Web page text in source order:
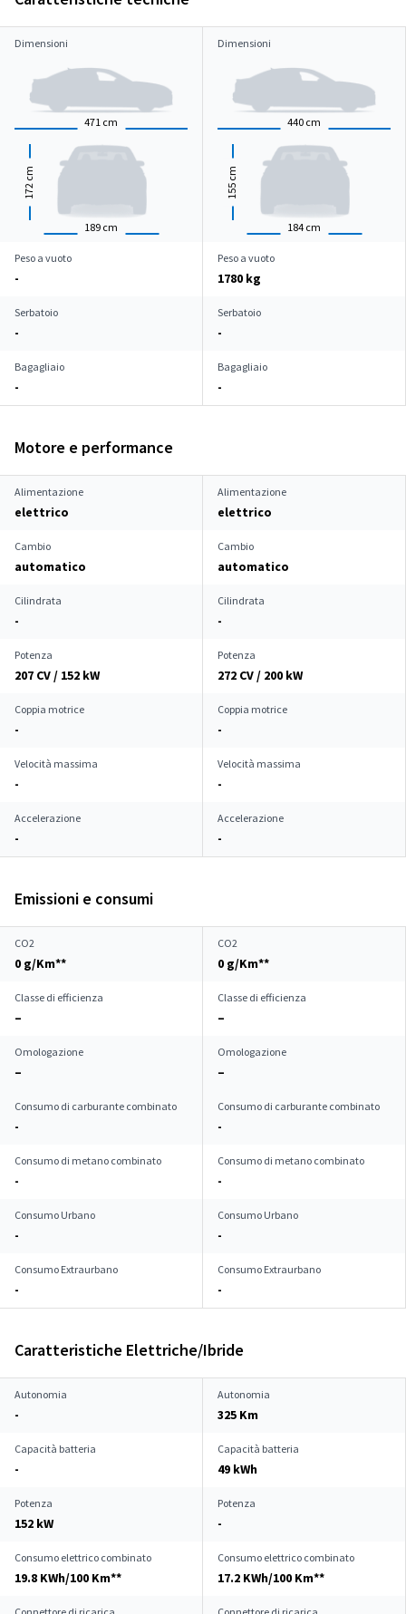
Dimensioni
471 cm
189 cm
172
cm
Dimensioni
440 cm
184 cm
155
cm
Peso a vuoto
-
Peso a vuoto
1780 kg
Serbatoio
-
Serbatoio
-
Bagagliaio
-
Bagagliaio
-
Motore e performance
Alimentazione
elettrico
Alimentazione
elettrico
Cambio
automatico
Cambio
automatico
Cilindrata
-
Cilindrata
-
Potenza
207 CV / 152 kW
Potenza
272 CV / 200 kW
Coppia motrice
-
Coppia motrice
-
Velocità massima
-
Velocità massima
-
Accelerazione
-
Accelerazione
-
Emissioni e consumi
CO2
0 g/Km**
CO2
0 g/Km**
Classe di efficienza
–
Classe di efficienza
–
Omologazione
–
Omologazione
–
Consumo di carburante combinato
-
Consumo di carburante combinato
-
Consumo di metano combinato
-
Consumo di metano combinato
-
Consumo Urbano
-
Consumo Urbano
-
Consumo Extraurbano
-
Consumo Extraurbano
-
Caratteristiche Elettriche/Ibride
Autonomia
-
Autonomia
325 Km
Capacità batteria
-
Capacità batteria
49 kWh
Potenza
152 kW
Potenza
-
Consumo elettrico combinato
19.8 KWh/100 Km**
Consumo elettrico combinato
17.2 KWh/100 Km**